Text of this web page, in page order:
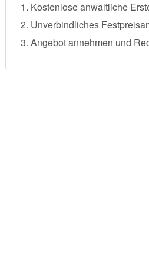
Kostenlose anwaltliche
Unverbindliches
Angebot annehmen und